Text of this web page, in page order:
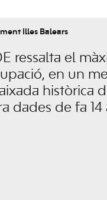
Illes Balears
ressalta el
en un
històrica
dades de fa 14